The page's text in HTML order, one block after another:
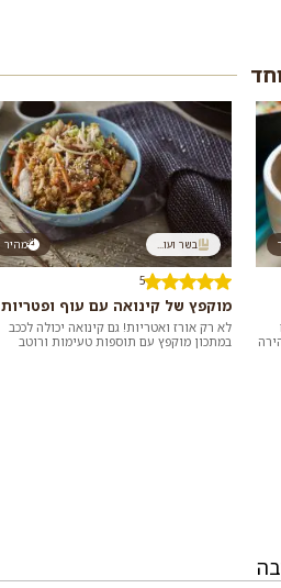
מהיר בשר ועו...
5
מוקפץ של קינואה עם עוף ופטריות
לא רק אורז ואטריות! גם קינואה יכולה לככב
במתכון מוקפץ עם תוספות טעימות ורוטב